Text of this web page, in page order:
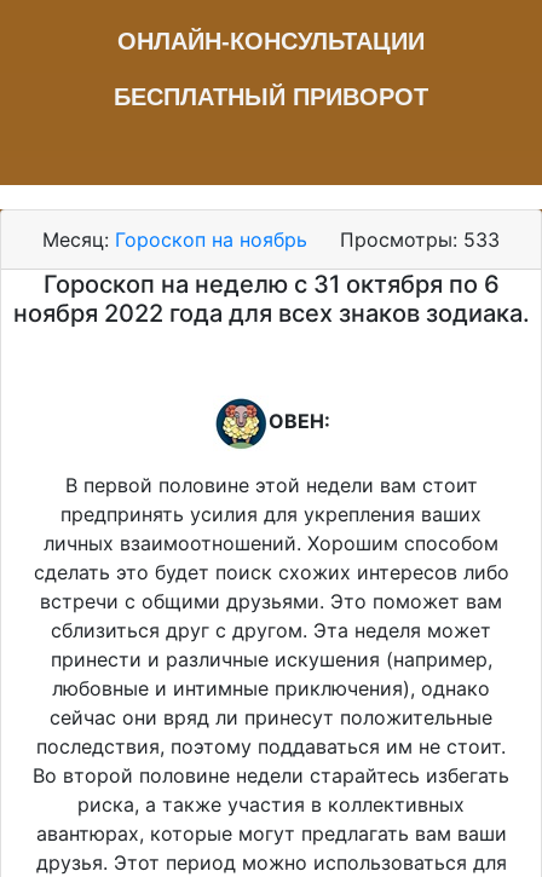
ОНЛАЙН-КОНСУЛЬТАЦИИ
БЕСПЛАТНЫЙ ПРИВОРОТ
Месяц: Гороскоп на ноябрь Просмотры: 533
Гороскоп на неделю с 31 октября по 6
ноября 2022 года для всех знаков зодиака.
ОВЕН:
В первой половине этой недели вам стоит
предпринять усилия для укрепления ваших
личных взаимоотношений. Хорошим способом
сделать это будет поиск схожих интересов либо
встречи с общими друзьями. Это поможет вам
сблизиться друг с другом. Эта неделя может
принести и различные искушения (например,
любовные и интимные приключения), однако
сейчас они вряд ли принесут положительные
последствия, поэтому поддаваться им не стоит.
Во второй половине недели старайтесь избегать
риска, а также участия в коллективных
авантюрах, которые могут предлагать вам ваши
друзья. Этот период можно использоваться для